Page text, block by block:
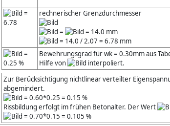
=
6.78
rechnerischer Grenzdurchmesser
=
= 14.0 mm
= 14.0 / 2.07 = 6.78 mm
=
0.25 %
Bewehrungsgrad für wk = 0.30mm aus
Hilfe von
interpoliert.
Zur Berücksichtigung nichtlinear verteilter
abgemindert.
= 0.60*0.25 = 0.15 %
Rissbildung erfolgt im frühen Betonalter. Der Wert
= 0.70*0.15 = 0.105 %